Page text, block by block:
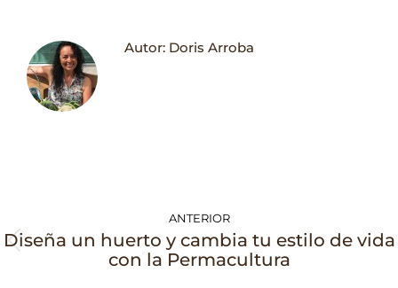
Autor: Doris Arroba
entre
publicaciones
ANTERIOR
Publicación
anterior:
Diseña un huerto y cambia tu estilo de vida
con la Permacultura